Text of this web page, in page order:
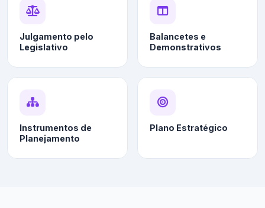
Julgamento pelo
Legislativo
Balancetes e
Demonstrativos
Instrumentos de
Planejamento
Plano Estratégico